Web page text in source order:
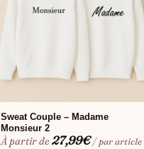
Sweat Couple – Madame
Monsieur 2
À partir de27,99€ / par article